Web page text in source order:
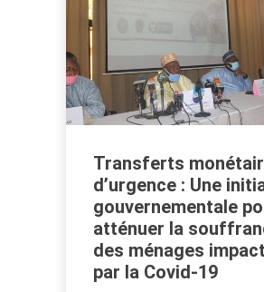
Transferts
d’urgence : Une
gouvernementale
atténuer la
des ménages
par la Covid-19